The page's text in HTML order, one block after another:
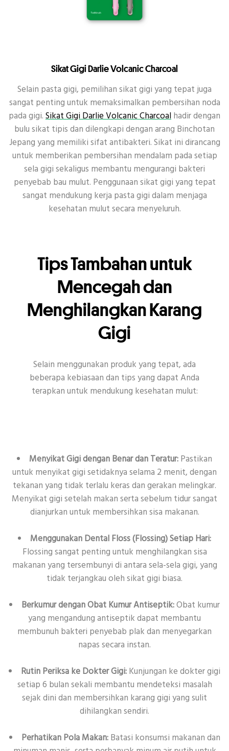
Sikat Gigi Darlie Volcanic Charcoal
Selain pasta gigi, pemilihan sikat gigi yang tepat juga
sangat penting untuk memaksimalkan pembersihan noda
pada gigi.Sikat Gigi Darlie Volcanic Charcoalhadir dengan
bulu sikat tipis dan dilengkapi dengan arang Binchotan
Jepang yang memiliki sifat antibakteri. Sikat ini dirancang
untuk memberikan pembersihan mendalam pada setiap
sela gigi sekaligus membantu mengurangi bakteri
penyebab bau mulut. Penggunaan sikat gigi yang tepat
sangat mendukung kerja pasta gigi dalam menjaga
kesehatan mulut secara menyeluruh.
Tips Tambahan untuk
Mencegah dan
Menghilangkan Karang
Gigi
Selain menggunakan produk yang tepat, ada
beberapa kebiasaan dan tips yang dapat Anda
terapkan untuk mendukung kesehatan mulut:
Menyikat Gigi dengan Benar dan Teratur:Pastikan
untuk menyikat gigi setidaknya selama 2 menit, dengan
tekanan yang tidak terlalu keras dan gerakan melingkar.
Menyikat gigi setelah makan serta sebelum tidur sangat
dianjurkan untuk membersihkan sisa makanan.
Menggunakan Dental Floss (Flossing) Setiap Hari:
Flossing sangat penting untuk menghilangkan sisa
makanan yang tersembunyi di antara sela-sela gigi, yang
tidak terjangkau oleh sikat gigi biasa.
Berkumur dengan Obat Kumur Antiseptik:Obat kumur
yang mengandung antiseptik dapat membantu
membunuh bakteri penyebab plak dan menyegarkan
napas secara instan.
Rutin Periksa ke Dokter Gigi:Kunjungan ke dokter gigi
setiap 6 bulan sekali membantu mendeteksi masalah
sejak dini dan membersihkan karang gigi yang sulit
dihilangkan sendiri.
Perhatikan Pola Makan:Batasi konsumsi makanan dan